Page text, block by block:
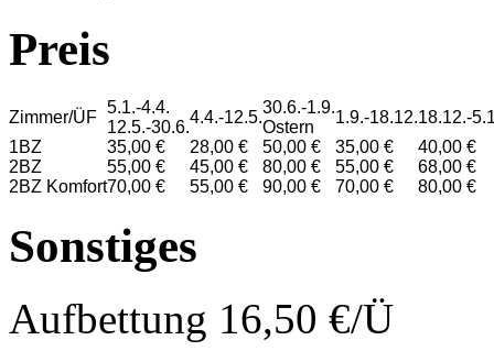
Preis
Zimmer/ÜF
5.1.-4.4.
12.5.-30.6.
4.4.-12.5.
30.6.-1.9.
Ostern
1.9.-18.12.18.12.-
1BZ
35,00 € 28,00 € 50,00 € 35,00 €
40,00 €
2BZ
55,00 € 45,00 € 80,00 € 55,00 €
68,00 €
2BZ Komfort70,00 € 55,00 € 90,00 € 70,00 € 80,00 €
Sonstiges
Aufbettung 16,50 €/Ü